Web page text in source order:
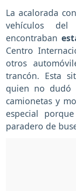
La acalorada
vehículos
encontraban
Centro
otros
trancón. Esta
quien no dudó
camionetas y
especial
paradero de